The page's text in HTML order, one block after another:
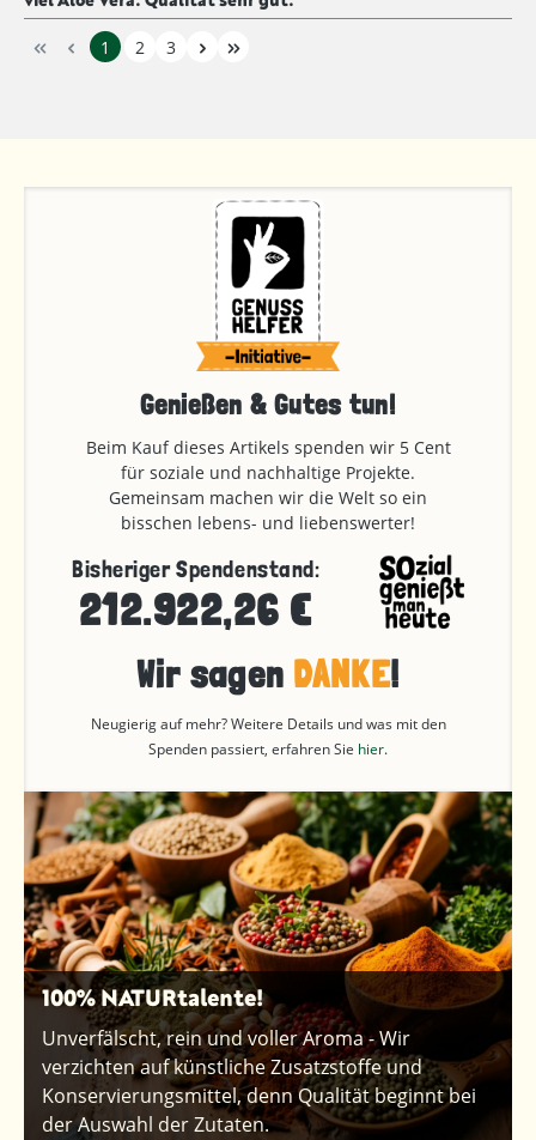
1 2 3
Genießen & Gutes tun!
Beim Kauf dieses Artikels spenden wir 5 Cent
für soziale und nachhaltige Projekte.
Gemeinsam machen wir die Welt so ein
bisschen lebens- und liebenswerter!
Bisheriger Spendenstand:
212.922,26 €
Wir sagen DANKE!
Neugierig auf mehr? Weitere Details und was mit den
Spenden passiert, erfahren Sie hier.
100% NATURtalente!
Unverfälscht, rein und voller Aroma - Wir
verzichten auf künstliche Zusatzstoffe und
Konservierungsmittel, denn Qualität beginnt bei
der Auswahl der Zutaten.